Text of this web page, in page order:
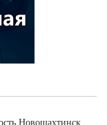
Новошахтинск